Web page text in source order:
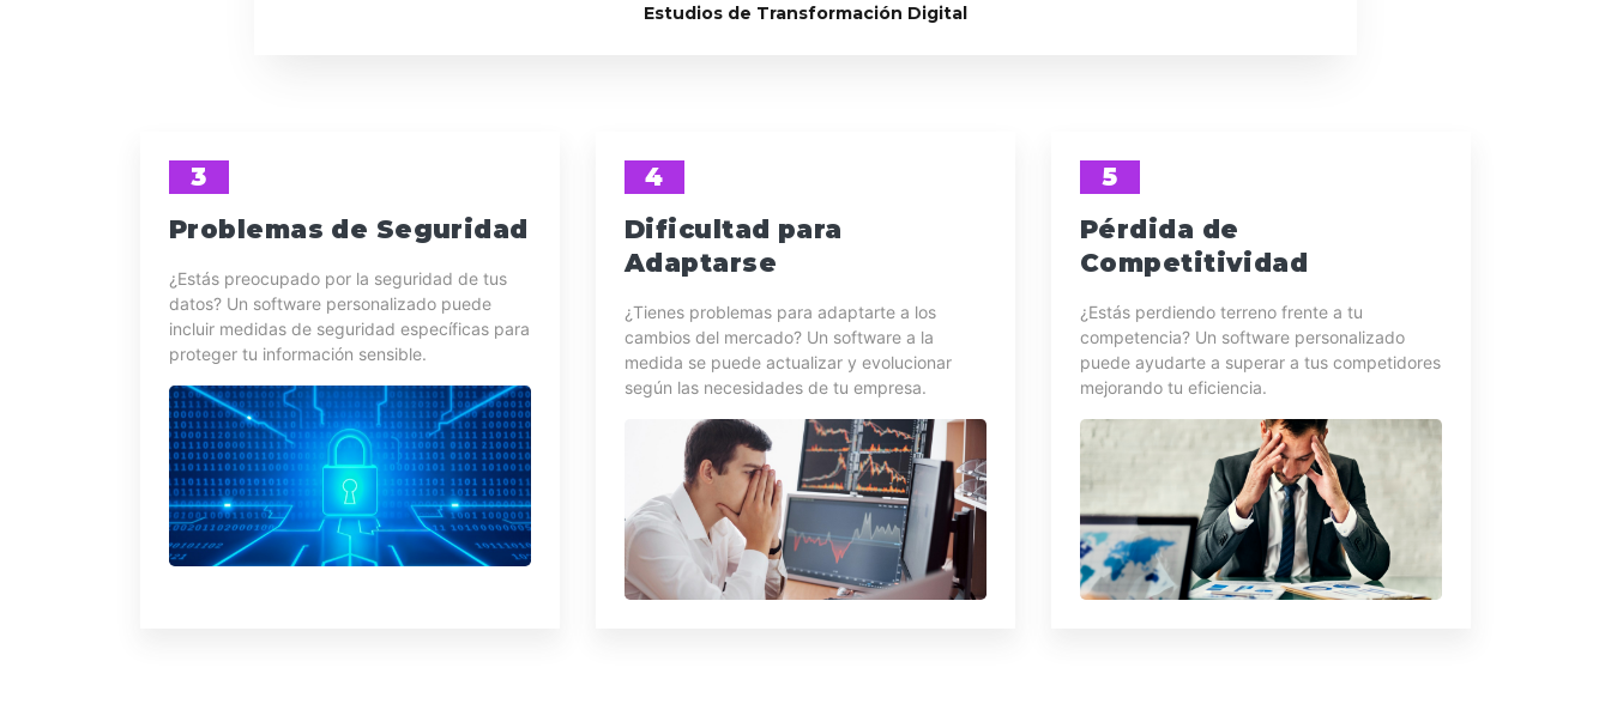
Estudios de Transformación Digital
3
Problemas de Seguridad
¿Estás preocupado por la seguridad de tus
datos? Un software personalizado puede
incluir medidas de seguridad específicas para
proteger tu información sensible.
4
Dificultad para
Adaptarse
¿Tienes problemas para adaptarte a los
cambios del mercado? Un software a la
medida se puede actualizar y evolucionar
según las necesidades de tu empresa.
5
Pérdida de
Competitividad
¿Estás perdiendo terreno frente a tu
competencia? Un software personalizado
puede ayudarte a superar a tus competidores
mejorando tu eficiencia.